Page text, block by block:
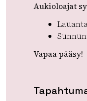
Aukioloajat
Vapaa pääsy!